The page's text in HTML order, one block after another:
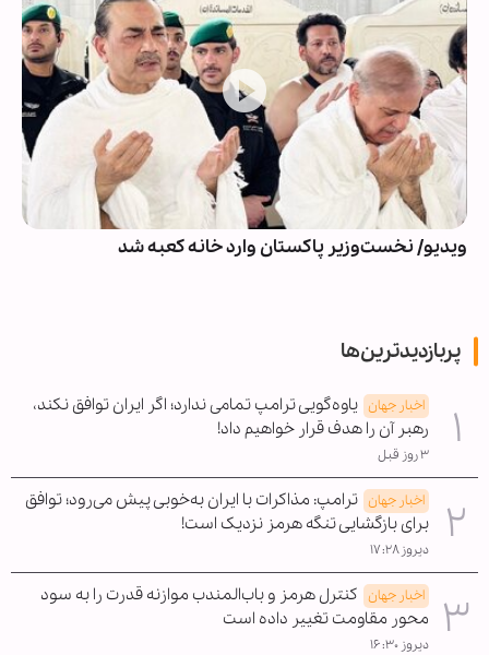
ویدیو/ نخست‌وزیر پاکستان وارد خانه کعبه شد
پربازدیدترین‌ها
اخبار جهان یاوه‌گویی ترامپ تمامی ندارد؛ اگر ایران توافق نکند،
رهبر آن را هدف قرار خواهیم داد!
۳ روز قبل
اخبار جهان ترامپ: مذاکرات با ایران به‌خوبی پیش می‌رود؛ توافق
برای بازگشایی تنگه هرمز نزدیک است!
دیروز ۱۷:۲۸
اخبار جهان کنترل هرمز و باب‌المندب موازنه قدرت را به سود
محور مقاومت تغییر داده است
دیروز ۱۶:۳۰